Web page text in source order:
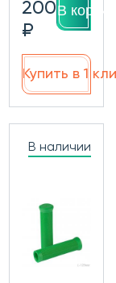
200
₽
В
Купить в 1
В наличии